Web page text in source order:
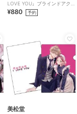
LOVE YOU』ブラインドアク
リルキーホルダー（全6種）
¥880 予約
美松堂